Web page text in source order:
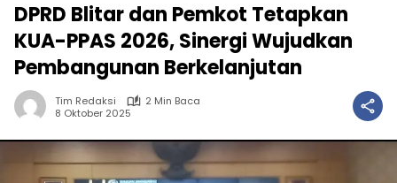
DPRD Blitar dan Pemkot Tetapkan
KUA-PPAS 2026, Sinergi Wujudkan
Pembangunan Berkelanjutan
Tim Redaksi
2 Min Baca
8 Oktober 2025